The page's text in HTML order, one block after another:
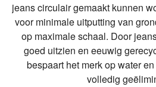
jeans circulair gemaakt kunnen
voor minimale uitputting van
op maximale schaal. Door
goed uitzien en eeuwig
bespaart het merk op water
volledig